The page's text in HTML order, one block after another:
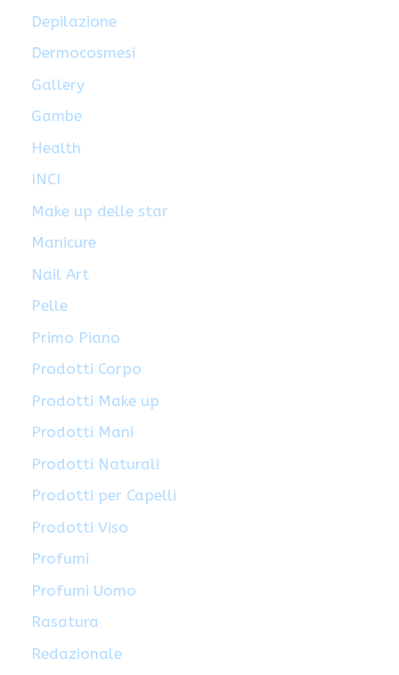
Depilazione
Dermocosmesi
Gallery
Gambe
Health
INCI
Make up delle star
Manicure
Nail Art
Pelle
Primo Piano
Prodotti Corpo
Prodotti Make up
Prodotti Mani
Prodotti Naturali
Prodotti per Capelli
Prodotti Viso
Profumi
Profumi Uomo
Rasatura
Redazionale